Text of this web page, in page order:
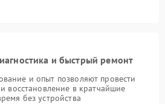
и быстрый ремонт
и опыт позволяют провести
восстановление в кратчайшие
без устройства